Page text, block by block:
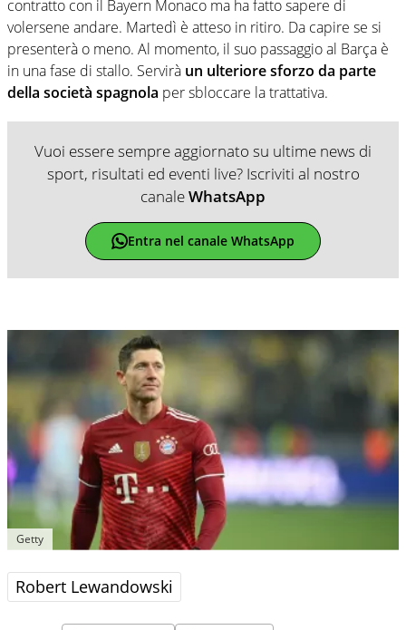
contratto con il Bayern Monaco ma ha fatto sapere di
volersene andare. Martedì è atteso in ritiro. Da capire se si
presenterà o meno. Al momento, il suo passaggio al Barça è
in una fase di stallo. Servirà un ulteriore sforzo da parte
della società spagnola per sbloccare la trattativa.
Vuoi essere sempre aggiornato su ultime news di
sport, risultati ed eventi live? Iscriviti al nostro
canaleWhatsApp
Entra nel canale WhatsApp
Getty
Robert Lewandowski